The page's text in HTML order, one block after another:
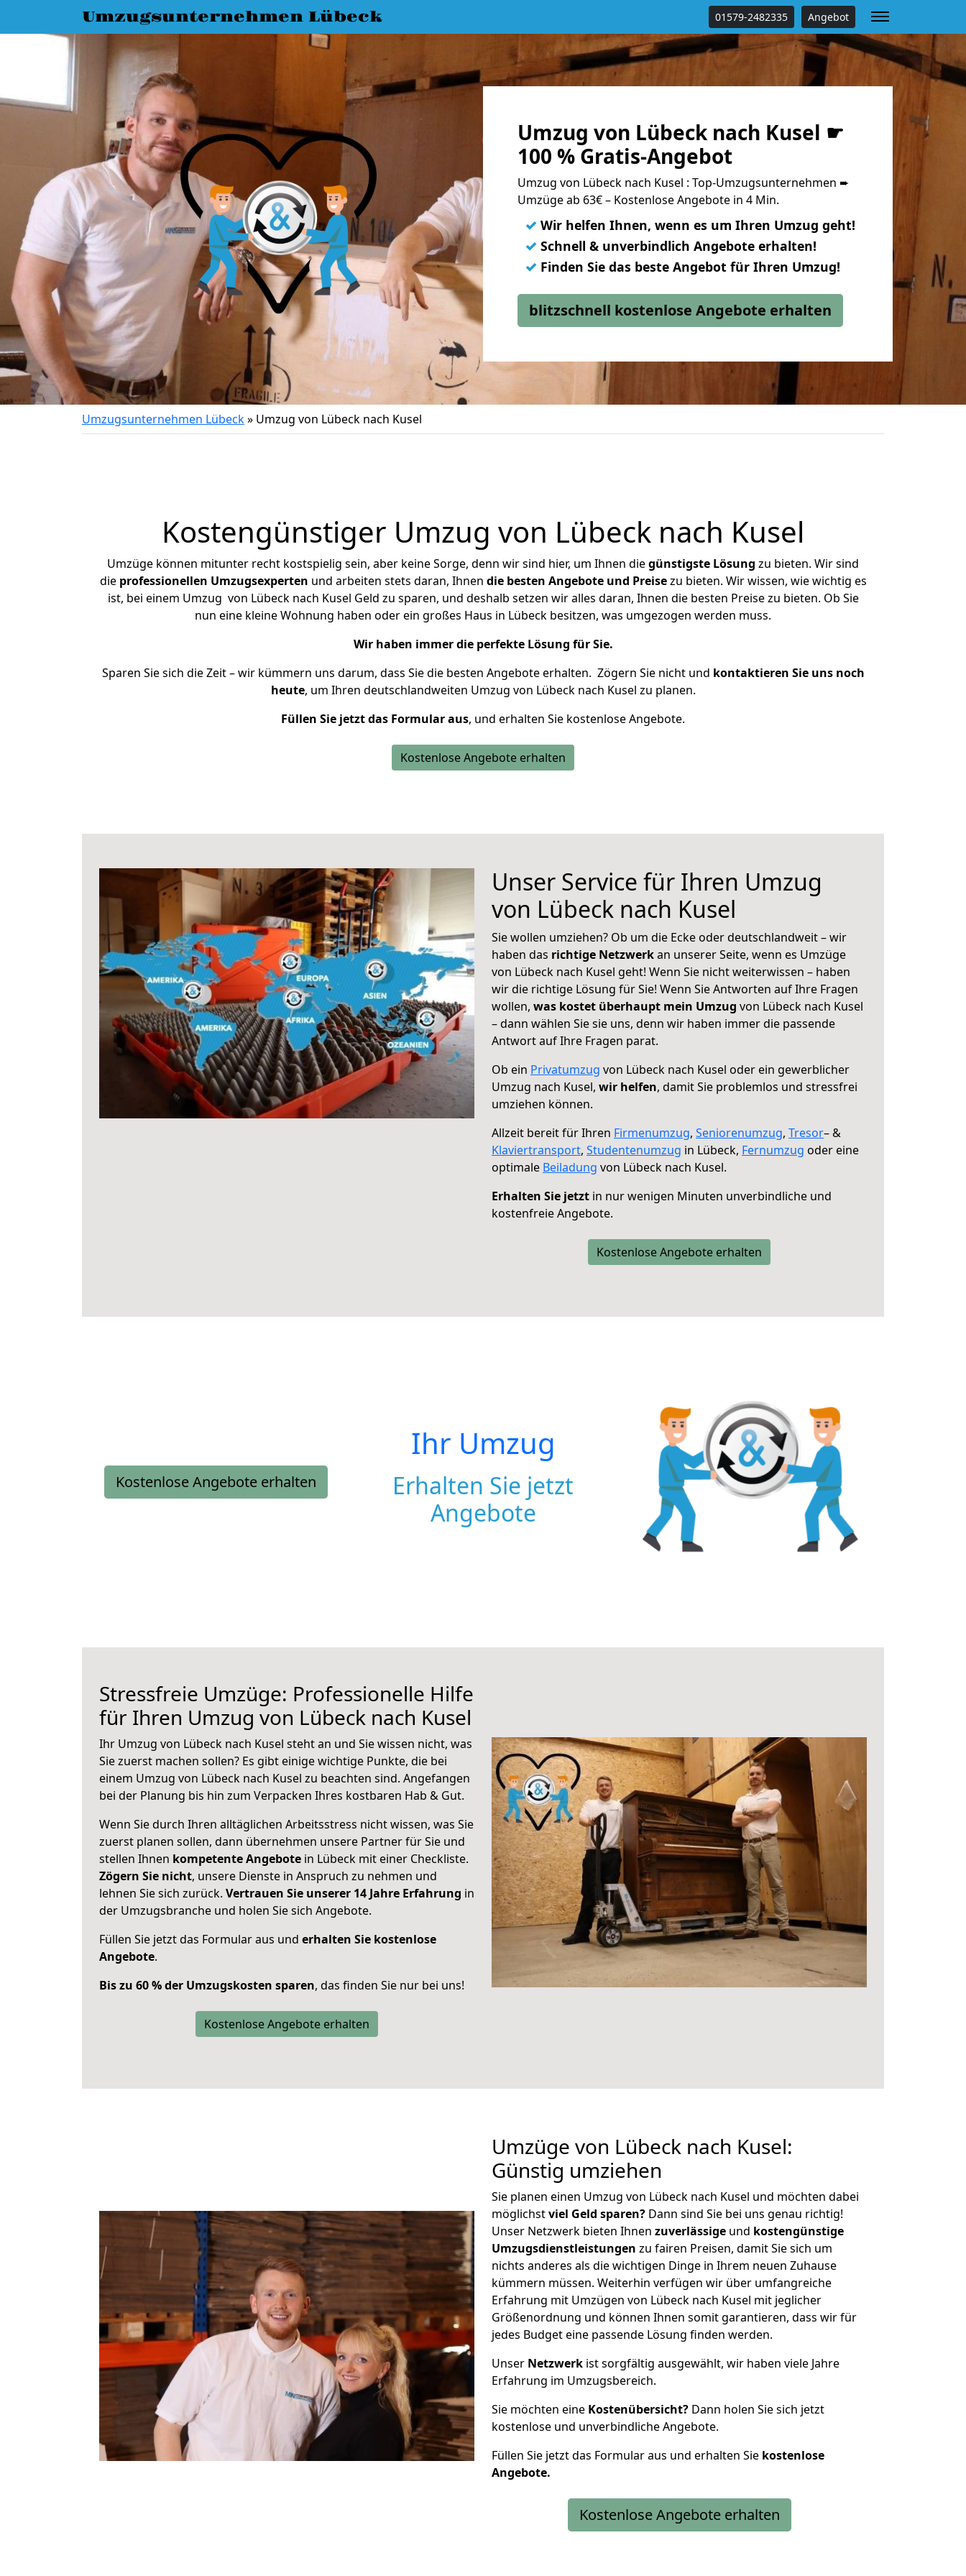
Umzugsunternehmen Lübeck 01579-2482335 Angebot
Umzug von Lübeck nach Kusel ☛
100 % Gratis-Angebot
Umzug von Lübeck nach Kusel : Top-Umzugsunternehmen ➨
Umzüge ab 63€ – Kostenlose Angebote in 4 Min.
✓ Wir helfen Ihnen, wenn es um Ihren Umzug geht!
✓ Schnell & unverbindlich Angebote erhalten!
✓ Finden Sie das beste Angebot für Ihren Umzug!
blitzschnell kostenlose Angebote erhalten
Umzugsunternehmen Lübeck» Umzug von Lübeck nach Kusel
Kostengünstiger Umzug von Lübeck nach Kusel
Umzüge können mitunter recht kostspielig sein, aber keine Sorge, denn wir sind hier, um Ihnen diegünstigste Lösung zu bieten. Wir sind
die professionellen Umzugsexperten und arbeiten stets daran, Ihnen die besten Angebote und Preisezu bieten. Wir wissen, wie wichtig es
ist, bei einem Umzug von Lübeck nach Kusel Geld zu sparen, und deshalb setzen wir alles daran, Ihnen die besten Preise zu bieten. Ob Sie
nun eine kleine Wohnung haben oder ein großes Haus in Lübeck besitzen, was umgezogen werden muss.
Wir haben immer die perfekte Lösung für Sie.
Sparen Sie sich die Zeit – wir kümmern uns darum, dass Sie die besten Angebote erhalten. Zögern Sie nicht und kontaktieren Sie uns noch
heute, um Ihren deutschlandweiten Umzug von Lübeck nach Kusel zu planen.
Füllen Sie jetzt das Formular aus, und erhalten Sie kostenlose Angebote.
Kostenlose Angebote erhalten
Unser Service für Ihren Umzug
von Lübeck nach Kusel
Sie wollen umziehen? Ob um die Ecke oder deutschlandweit – wir
haben das richtige Netzwerkan unserer Seite, wenn es Umzüge
von Lübeck nach Kusel geht! Wenn Sie nicht weiterwissen – haben
wir die richtige Lösung für Sie! Wenn Sie Antworten auf Ihre Fragen
wollen, was kostet überhaupt mein Umzug von Lübeck nach Kusel
– dann wählen Sie sie uns, denn wir haben immer die passende
Antwort auf Ihre Fragen parat.
Ob ein Privatumzug von Lübeck nach Kusel oder ein gewerblicher
Umzug nach Kusel, wir helfen, damit Sie problemlos und stressfrei
umziehen können.
Allzeit bereit für Ihren Firmenumzug, Seniorenumzug, Tresor– &
Klaviertransport, Studentenumzug in Lübeck, Fernumzug oder eine
optimale Beiladung von Lübeck nach Kusel.
Erhalten Sie jetzt in nur wenigen Minuten unverbindliche und
kostenfreie Angebote.
Kostenlose Angebote erhalten
Kostenlose Angebote erhalten
Ihr Umzug
Erhalten Sie jetzt
Angebote
Stressfreie Umzüge: Professionelle Hilfe
für Ihren Umzug von Lübeck nach Kusel
Ihr Umzug von Lübeck nach Kusel steht an und Sie wissen nicht, was
Sie zuerst machen sollen? Es gibt einige wichtige Punkte, die bei
einem Umzug von Lübeck nach Kusel zu beachten sind. Angefangen
bei der Planung bis hin zum Verpacken Ihres kostbaren Hab & Gut.
Wenn Sie durch Ihren alltäglichen Arbeitsstress nicht wissen, was Sie
zuerst planen sollen, dann übernehmen unsere Partner für Sie und
stellen Ihnen kompetente Angebote in Lübeck mit einer Checkliste.
Zögern Sie nicht, unsere Dienste in Anspruch zu nehmen und
lehnen Sie sich zurück. Vertrauen Sie unserer 14 Jahre Erfahrung in
der Umzugsbranche und holen Sie sich Angebote.
Füllen Sie jetzt das Formular aus und erhalten Sie kostenlose
Angebote.
Bis zu 60 % der Umzugskosten sparen, das finden Sie nur bei uns!
Kostenlose Angebote erhalten
Umzüge von Lübeck nach Kusel:
Günstig umziehen
Sie planen einen Umzug von Lübeck nach Kusel und möchten dabei
möglichstviel Geld sparen? Dann sind Sie bei uns genau richtig!
Unser Netzwerk bieten Ihnen zuverlässige und kostengünstige
Umzugsdienstleistungen zu fairen Preisen, damit Sie sich um
nichts anderes als die wichtigen Dinge in Ihrem neuen Zuhause
kümmern müssen. Weiterhin verfügen wir über umfangreiche
Erfahrung mit Umzügen von Lübeck nach Kusel mit jeglicher
Größenordnung und können Ihnen somit garantieren, dass wir für
jedes Budget eine passende Lösung finden werden.
Unser Netzwerk ist sorgfältig ausgewählt, wir haben viele Jahre
Erfahrung im Umzugsbereich.
Sie möchten eine Kostenübersicht? Dann holen Sie sich jetzt
kostenlose und unverbindliche Angebote.
Füllen Sie jetzt das Formular aus und erhalten Sie kostenlose
Angebote.
Kostenlose Angebote erhalten